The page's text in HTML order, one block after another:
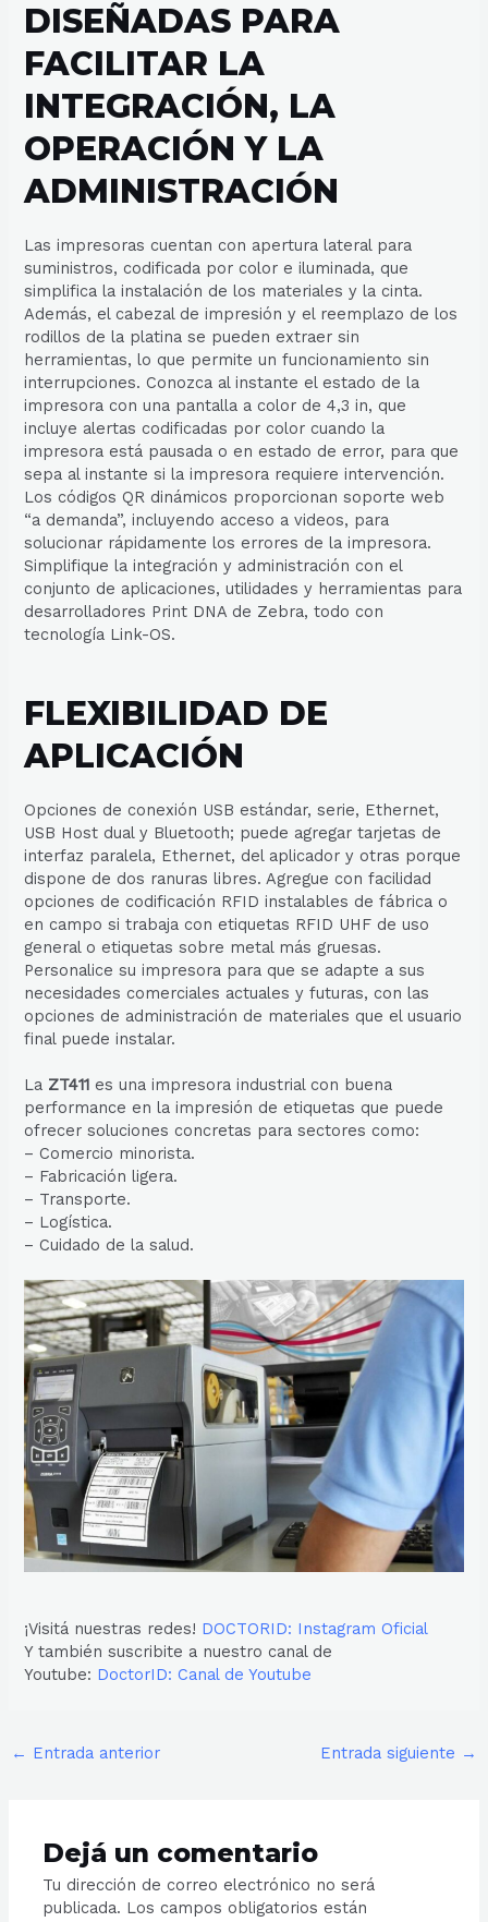
DISEÑADAS PARA
FACILITAR LA
INTEGRACIÓN, LA
OPERACIÓN Y LA
ADMINISTRACIÓN
Las impresoras cuentan con apertura lateral para
suministros, codificada por color e iluminada, que
simplifica la instalación de los materiales y la cinta.
Además, el cabezal de impresión y el reemplazo de los
rodillos de la platina se pueden extraer sin
herramientas, lo que permite un funcionamiento sin
interrupciones. Conozca al instante el estado de la
impresora con una pantalla a color de 4,3 in, que
incluye alertas codificadas por color cuando la
impresora está pausada o en estado de error, para que
sepa al instante si la impresora requiere intervención.
Los códigos QR dinámicos proporcionan soporte web
“a demanda”, incluyendo acceso a videos, para
solucionar rápidamente los errores de la impresora.
Simplifique la integración y administración con el
conjunto de aplicaciones, utilidades y herramientas para
desarrolladores Print DNA de Zebra, todo con
tecnología Link-OS.
FLEXIBILIDAD DE
APLICACIÓN
Opciones de conexión USB estándar, serie, Ethernet,
USB Host dual y Bluetooth; puede agregar tarjetas de
interfaz paralela, Ethernet, del aplicador y otras porque
dispone de dos ranuras libres. Agregue con facilidad
opciones de codificación RFID instalables de fábrica o
en campo si trabaja con etiquetas RFID UHF de uso
general o etiquetas sobre metal más gruesas.
Personalice su impresora para que se adapte a sus
necesidades comerciales actuales y futuras, con las
opciones de administración de materiales que el usuario
final puede instalar.
La ZT411 es una impresora industrial con buena
performance en la impresión de etiquetas que puede
ofrecer soluciones concretas para sectores como:
– Comercio minorista.
– Fabricación ligera.
– Transporte.
– Logística.
– Cuidado de la salud.
¡Visitá nuestras redes! DOCTORID: Instagram Oficial
Y también suscribite a nuestro canal de
Youtube: DoctorID: Canal de Youtube
← Entrada anterior Entrada siguiente →
Dejá un comentario
Tu dirección de correo electrónico no será
publicada. Los campos obligatorios están